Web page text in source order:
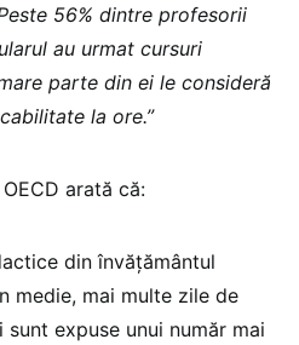
56% dintre profesorii
au urmat cursuri
parte din ei le consideră
la ore.”
arată că:
din învățământul
medie, mai multe zile de
expuse unui număr mai